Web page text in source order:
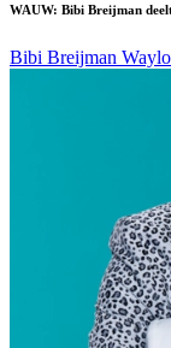
WAUW: Bibi Breijman
Bibi Breijman